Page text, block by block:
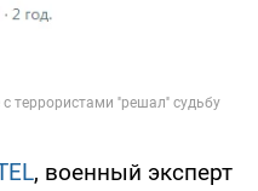
, военный эксперт